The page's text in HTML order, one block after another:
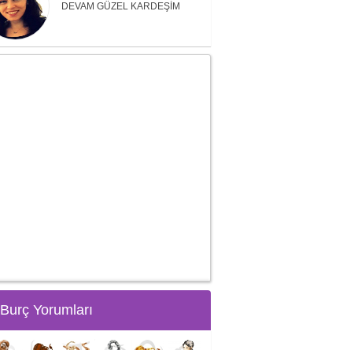
DEVAM GÜZEL KARDEŞİM
Burç Yorumları